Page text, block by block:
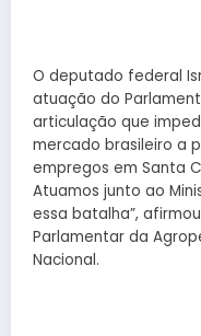
O deputado federal
atuação do
articulação que
mercado brasileiro a
empregos em Santa
Atuamos junto ao
essa batalha”,
Parlamentar da
Nacional.